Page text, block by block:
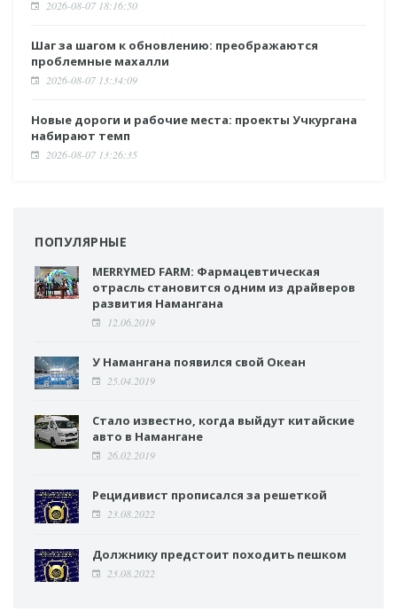
2026-08-07 18:16:50
Шаг за шагом к обновлению: преображаются
проблемные махалли
2026-08-07 13:34:09
Новые дороги и рабочие места: проекты Учкургана
набирают темп
2026-08-07 13:26:35
ПОПУЛЯРНЫЕ
MERRYMED FARM: Фармацевтическая
отрасль становится одним из драйверов
развития Намангана
12.06.2019
У Намангана появился свой Океан
25.04.2019
Стало известно, когда выйдут китайские
авто в Намангане
26.02.2019
Рецидивист прописался за решеткой
23.08.2022
Должнику предстоит походить пешком
23.08.2022